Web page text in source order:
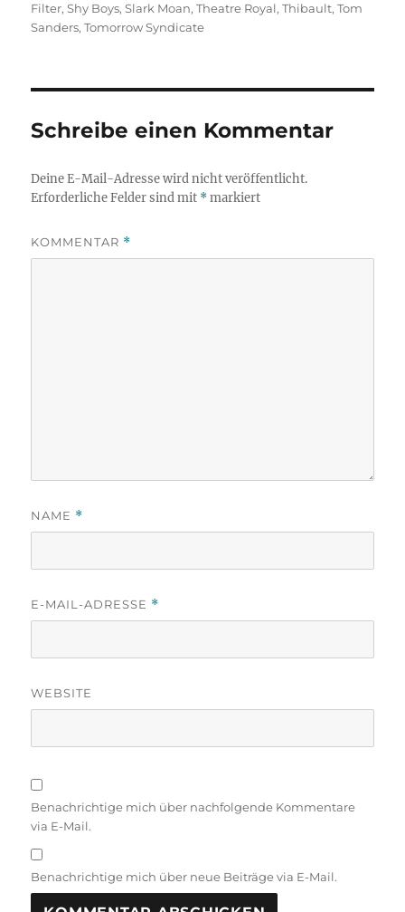
Filter,Shy Boys,Slark Moan,Theatre Royal,Thibault,Tom
Sanders,Tomorrow Syndicate
Schreibe einen Kommentar
Deine E-Mail-Adresse wird nicht veröffentlicht.
Erforderliche Felder sind mit *markiert
KOMMENTAR *
NAME *
E-MAIL-ADRESSE *
WEBSITE
Benachrichtige mich über nachfolgende Kommentare
via E-Mail.
Benachrichtige mich über neue Beiträge via E-Mail.